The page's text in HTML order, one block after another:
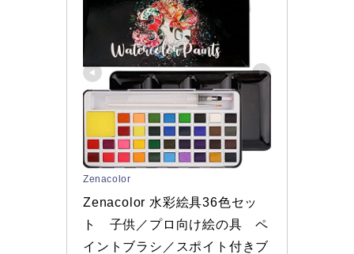
Zenacolor
Zenacolor 水彩絵具36色セッ
ト　子供／プロ向け絵の具　ペ
イントブラシ／スポイト付きブ